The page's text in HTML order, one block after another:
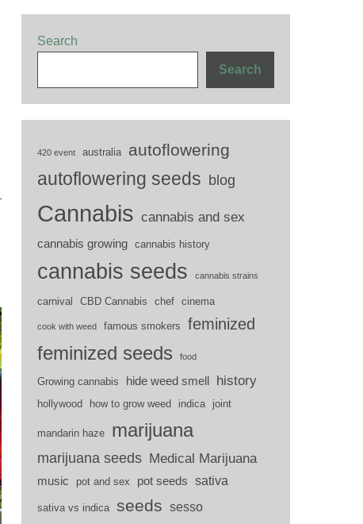
Search
Search
420 event australia autoflowering
autoflowering seeds blog
Cannabis cannabis and sex
cannabis growing cannabis history
cannabis seeds cannabis strains
carnival CBD Cannabis chef cinema
cook with weed famous smokers feminized
feminized seeds food
Growing cannabis hide weed smell history
hollywood how to grow weed indica joint
mandarin haze marijuana
marijuana seeds Medical Marijuana
music pot and sex pot seeds sativa
sativa vs indica seeds sesso